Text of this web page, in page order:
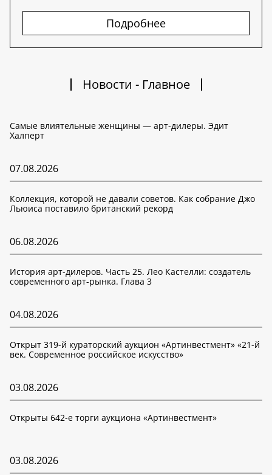
Подробнее
Новости - Главное
Самые влиятельные женщины — арт-дилеры. Эдит
Халперт
07.08.2026
Коллекция, которой не давали советов. Как собрание Джо
Льюиса поставило британский рекорд
06.08.2026
История арт-дилеров. Часть 25. Лео Кастелли: создатель
современного арт-рынка. Глава 3
04.08.2026
Открыт 319-й кураторский аукцион «Артинвестмент» «21-й
век. Современное российское искусство»
03.08.2026
Открыты 642-е торги аукциона «Артинвестмент»
03.08.2026